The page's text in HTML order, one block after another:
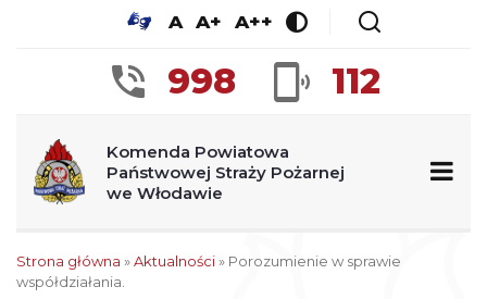
A A+ A++
998 112
Komenda Powiatowa
Państwowej Straży Pożarnej
we Włodawie
Strona główna »Aktualności» Porozumienie w sprawie
współdziałania.